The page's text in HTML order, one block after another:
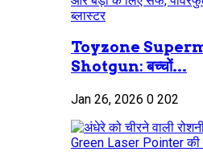
Toyzone
Shotgun: बच्चों...
Jan 26, 2026 0 202